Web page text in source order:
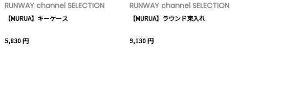
RUNWAY channel SELECTION
【MURUA】キーケース
5,830 円
RUNWAY channel SELECTION
【MURUA】ラウンド束入れ
9,130 円